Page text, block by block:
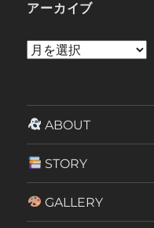
アーカイブ
ア
イ
ABOUT
STORY
GALLERY